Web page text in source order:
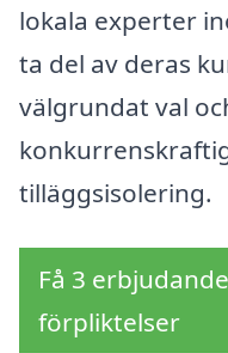
lokala experter
ta del av deras
välgrundat val
tilläggsisolering.
Få 3
förpliktelser